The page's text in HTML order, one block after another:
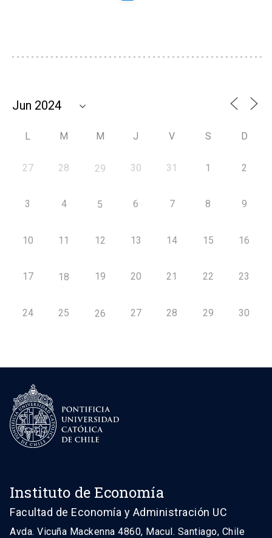
L M M J V S D
27 28 29 30 31 1 2
3 4 5 6 7 8 9
10 11 12 13 14 15 16
17 18 19 20 21 22 23
24 25 26 27 28 29 30
Instituto de Economía
Facultad de Economía y Administración UC
Avda. Vicuña Mackenna 4860, Macul. Santiago, Chile